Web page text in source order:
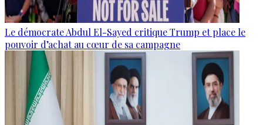
Le démocrate Abdul El-Sayed critique Trump et place le
pouvoir d’achat au cœur de sa campagne